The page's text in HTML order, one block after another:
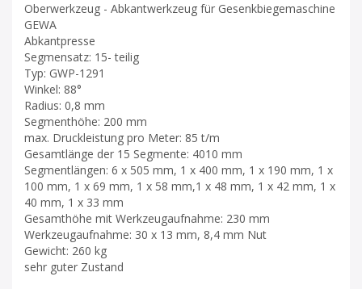
Oberwerkzeug - Abkantwerkzeug für Gesenkbiegemaschine
GEWA
Abkantpresse
Segmensatz: 15- teilig
Typ: GWP-1291
Winkel: 88°
Radius: 0,8 mm
Segmenthöhe: 200 mm
max. Druckleistung pro Meter: 85 t/m
Gesamtlänge der 15 Segmente: 4010 mm
Segmentlängen: 6 x 505 mm, 1 x 400 mm, 1 x 190 mm, 1 x
100 mm, 1 x 69 mm, 1 x 58 mm,1 x 48 mm, 1 x 42 mm, 1 x
40 mm, 1 x 33 mm
Gesamthöhe mit Werkzeugaufnahme: 230 mm
Werkzeugaufnahme: 30 x 13 mm, 8,4 mm Nut
Gewicht: 260 kg
sehr guter Zustand